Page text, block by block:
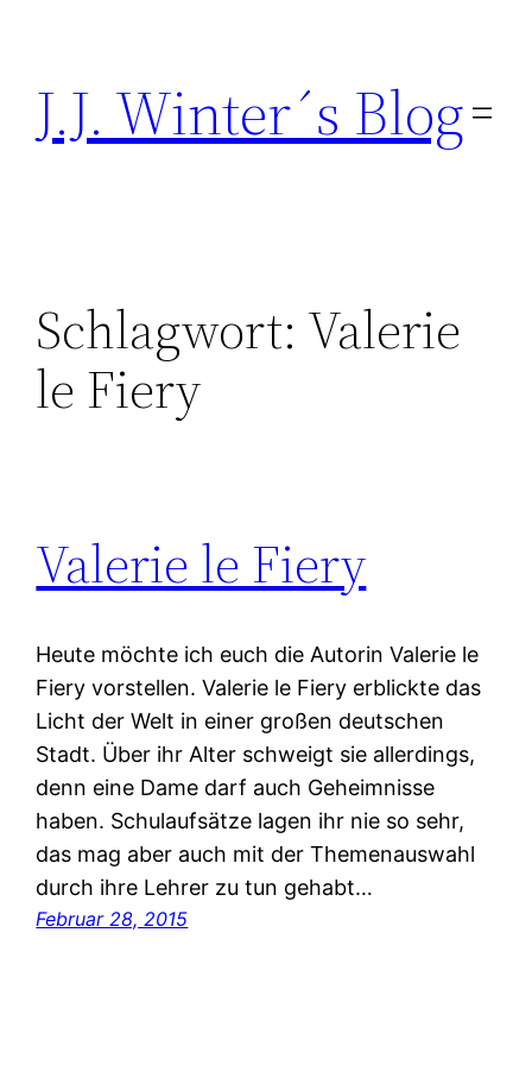
Inhalt
wechseln
J.J. Winter´s Blog
Schlagwort: Valerie
le Fiery
Valerie le Fiery
Heute möchte ich euch die Autorin Valerie le
Fiery vorstellen. Valerie le Fiery erblickte das
Licht der Welt in einer großen deutschen
Stadt. Über ihr Alter schweigt sie allerdings,
denn eine Dame darf auch Geheimnisse
haben. Schulaufsätze lagen ihr nie so sehr,
das mag aber auch mit der Themenauswahl
durch ihre Lehrer zu tun gehabt…
Februar 28, 2015